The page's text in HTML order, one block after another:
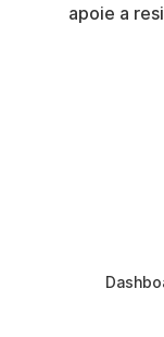
apoie a